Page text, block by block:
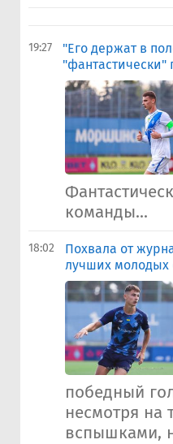
19:27
"Его держат в
"фантастически"
команды...
18:02
Похвала от
лучших молодых
победный
несмотря на
вспышками,